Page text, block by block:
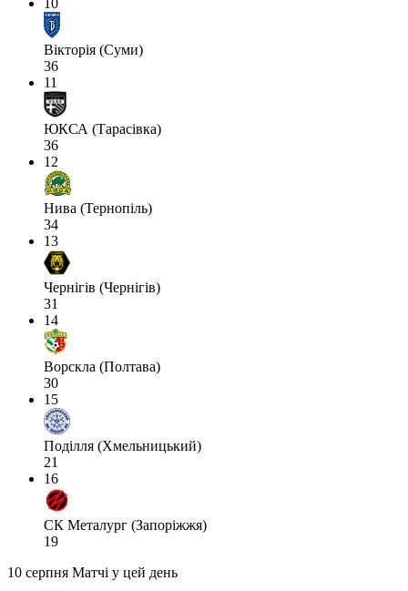
10
Вікторія (Суми)
36
11
ЮКСА (Тарасівка)
36
12
Нива (Тернопіль)
34
13
Чернігів (Чернігів)
31
14
Ворскла (Полтава)
30
15
Поділля (Хмельницький)
21
16
СК Металург (Запоріжжя)
19
10 серпня Матчі у цей день